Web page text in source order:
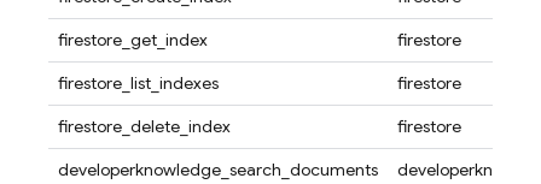
firestore_get_index
firestore
firestore_list_indexes
firestore
firestore_delete_index
firestore
developerknowledge_search_documents